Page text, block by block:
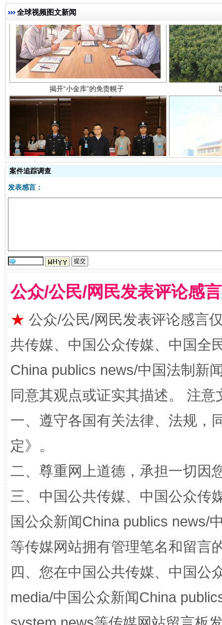
全球视频图文新闻
揭开“小金库”的免责幌子
受贿1.44亿！段成刚被判无期 从幼
全民健身五年计划来了！等你上场
阿坝州三大球赛在茂县开幕 规模
国家大学科技园优化重塑工作
案件追踪调查
发表感言：
公众/公民/网民发表评论感
★ 公众/公民/网民发表评论感言
共传媒、中国公众传媒、中国全
China publics news/中国法制新
同意其观点或证实其描述。 注
一、遵守各国有关法律、法规，
定》。
二、尊重网上道德，承担一切因
三、中国公共传媒、中国公众传
国公众新闻China publics news/
等传媒网站拥有管理笔名和留言
四、您在中国公共传媒、中国公
media/中国公众新闻China